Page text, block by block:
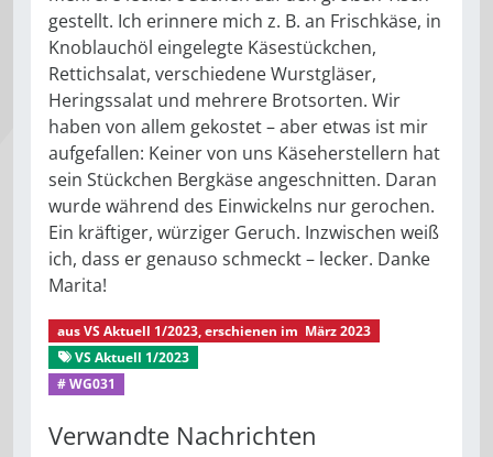
gestellt. Ich erinnere mich z. B. an Frischkäse, in
Knoblauchöl eingelegte Käsestückchen,
Rettichsalat, verschiedene Wurstgläser,
Heringssalat und mehrere Brotsorten. Wir
haben von allem gekostet – aber etwas ist mir
aufgefallen: Keiner von uns Käseherstellern hat
sein Stückchen Bergkäse angeschnitten. Daran
wurde während des Einwickelns nur gerochen.
Ein kräftiger, würziger Geruch. Inzwischen weiß
ich, dass er genauso schmeckt – lecker. Danke
Marita!
ausVS Aktuell 1/2023, erschienen im März 2023
VS Aktuell 1/2023
# WG031
Verwandte Nachrichten